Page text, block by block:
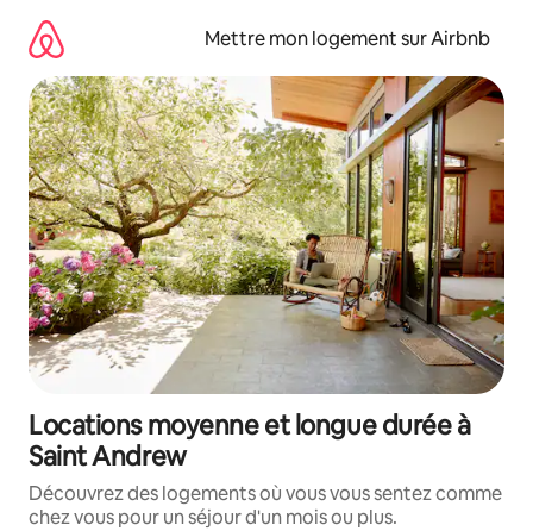
directement
contenu
Mettre mon logement sur Airbnb
Locations moyenne et longue durée à
Saint Andrew
Découvrez des logements où vous vous sentez comme
chez vous pour un séjour d'un mois ou plus.